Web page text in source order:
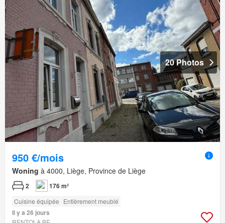
20 Photos
950 €/mois
Woning à 4000, Liège, Province de Liège
2 176 m²
Cuisine équipée Entièrement meublé
Il y a 26 jours